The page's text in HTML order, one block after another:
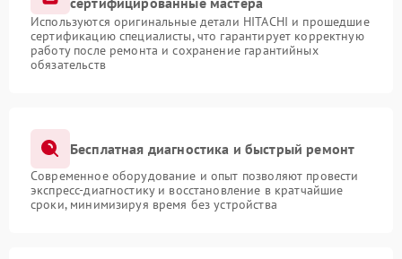
Используются оригинальные детали HITACHI и прошедшие
сертификацию специалисты, что гарантирует корректную
работу после ремонта и сохранение гарантийных
обязательств
Бесплатная диагностика и быстрый ремонт
Современное оборудование и опыт позволяют провести
экспресс-диагностику и восстановление в кратчайшие
сроки, минимизируя время без устройства